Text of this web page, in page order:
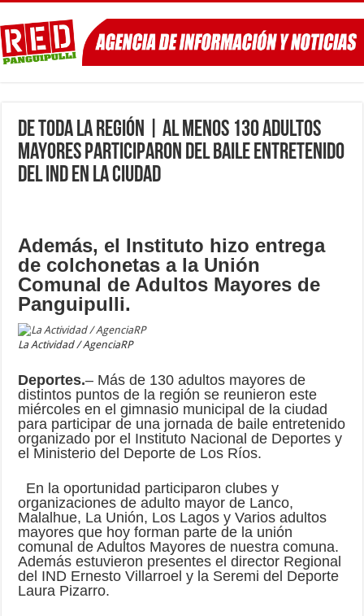
De toda la Región | Al menos 130 adultos
mayores participaron del baile entretenido
del IND en la ciudad
Además, el Instituto hizo entrega
de colchonetas a la Unión
Comunal de Adultos Mayores de
Panguipulli.
La Actividad / AgenciaRP
Deportes.– Más de 130 adultos mayores de
distintos puntos de la región se reunieron este
miércoles en el gimnasio municipal de la ciudad
para participar de una jornada de baile entretenido
organizado por el Instituto Nacional de Deportes y
el Ministerio del Deporte de Los Ríos.
En la oportunidad participaron clubes y
organizaciones de adulto mayor de Lanco,
Malalhue, La Unión, Los Lagos y Varios adultos
mayores que hoy forman parte de la unión
comunal de Adultos Mayores de nuestra comuna.
Además estuvieron presentes el director Regional
del IND Ernesto Villarroel y la Seremi del Deporte
Laura Pizarro.